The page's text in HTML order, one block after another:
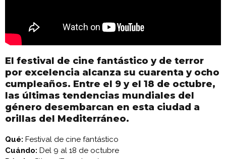
El festival de cine fantástico y de terror
por excelencia alcanza su cuarenta y ocho
cumpleaños. Entre el 9 y el 18 de octubre,
las últimas tendencias mundiales del
género desembarcan en esta ciudad a
orillas del Mediterráneo.
Qué: Festival de cine fantástico
Cuándo: Del 9 al 18 de octubre